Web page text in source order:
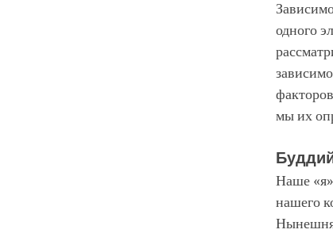
одного
мы их
Наше
нашего